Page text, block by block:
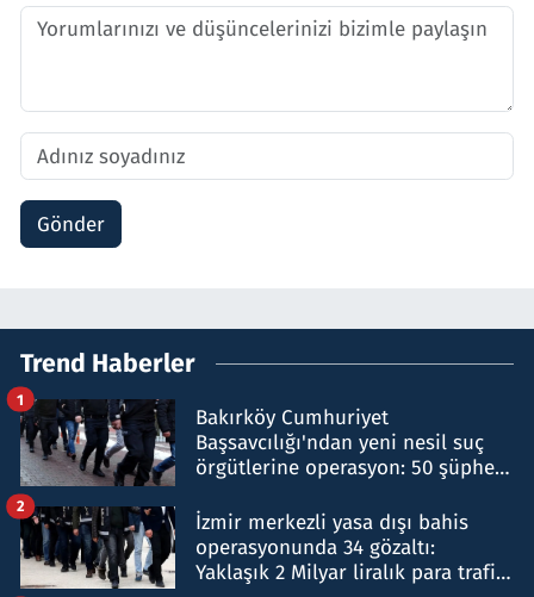
Gönder
Trend Haberler
Bakırköy Cumhuriyet
Başsavcılığı'ndan yeni nesil suç
örgütlerine operasyon: 50 şüpheli
1
İzmir merkezli yasa dışı bahis
operasyonunda 34 gözaltı:
Yaklaşık 2 Milyar liralık para trafiği
2